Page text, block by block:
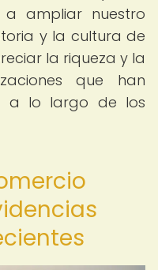
ampliar nuestro
y la cultura de
la riqueza y la
que han
a lo largo de los